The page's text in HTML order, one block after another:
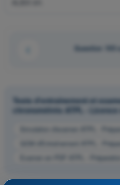
Question 105
Tests d'entraînement et
chronométrés ATPL -
Simulation d'examen ATPL -
QCM d'Entraînement ATPL -
Examen en PDF ATPL -